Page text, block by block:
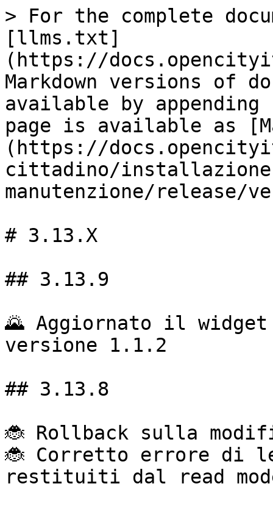
> For the complete
[llms.txt]
(https://
Markdown versions of
available by
page is available as
(https://
cittadino/
manutenzione/release/
# 3.13.X
## 3.13.9
🌄 Aggiornato il
versione 1.1.2
## 3.13.8
🐞 Rollback sulla
🐞 Corretto errore di
restituiti dal read